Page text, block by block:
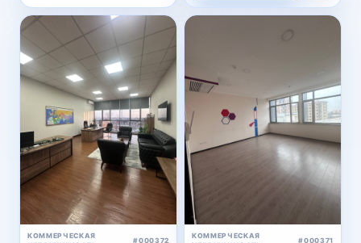
КОММЕРЧЕСКАЯ
#000372
КОММЕРЧЕСКАЯ
#000371